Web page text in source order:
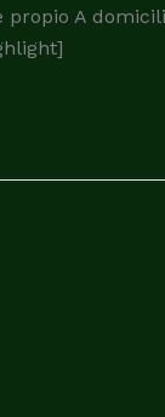
propio A